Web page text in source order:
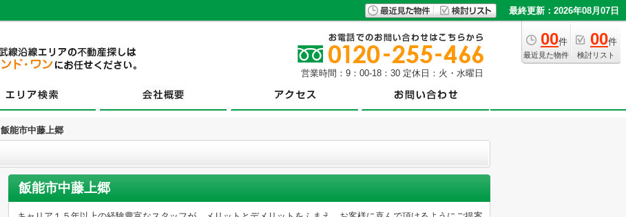
最終更新：2026年08月07日
00件
最近見た物件
00件
検討リスト
営業時間：9：00-18：30 定休日：火・水曜日
飯能市中藤上郷
飯能市中藤上郷